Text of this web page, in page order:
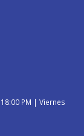
PM | Viernes